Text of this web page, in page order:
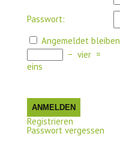
Passwort:
Angemeldet bleiben
− vier =
eins
ANMELDEN
Registrieren
Passwort vergessen